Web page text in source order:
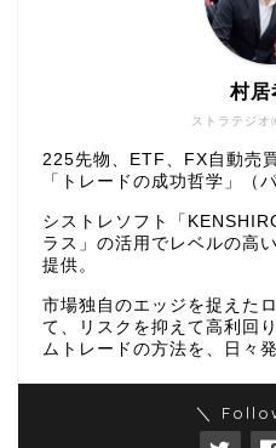
ストラテジオ
村居
225先物、ETF、FX自動売
「トレードの成功哲学」（
シストレソフト「
ラス」の活用でレベルの高
提供。
市場独自のエッジを捉えた
て、リスクを抑えて高利回
ムトレードの方法を、日々発
＼